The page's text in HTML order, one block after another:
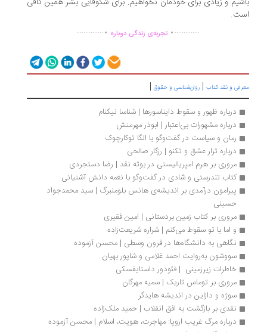
................تجربه‌ی زندگی دوباره ...............
و نقد کتاب|روان‌شناسی و حقوق|
درباره ظهور و سقوط دایناسورها | شناسا نیکنام
درباره مشهورات بی‌اعتبار | ابوذر مهرمنش
رمان و سیاست در گفت‌وگو با الگا توکارچوک
درباره تزار عشق و تکنو | رزگار صالحی
مروری بر هرم امپریالیستی در بوته نقد | رضا دستجردی
کتاب تندرستی و شادی در گفت‌وگو با نغمه دانش آشتیانی
پیرامون درآمدی بر اندیشه‌ی هانس بلومنبرگ | سید محمدجواد
حسینی
مروری بر کتاب زمین بردستانی | امین فقیری
و اما با تو سقوط می‌کنم | شراره شریعت‌زاده
نگاهی به دانشگاه‌ها در قرون وسطی | محسن آزموده
سووشون به‌روایت احمد غلامی و شاپور بهیان
خاطرات زیرزمینی  | فئودور داستایفسکی
مروری بر توماس تاریک | سمیه مهرگان
سوژه و دازاین در اندیشه هایدگر
نقدی بر بازگشت به افق انقلاب | حمید ملک‌زاده
درباره مرگ غریب اروپا: مهاجرت، هویت، اسلام | محسن آزموده